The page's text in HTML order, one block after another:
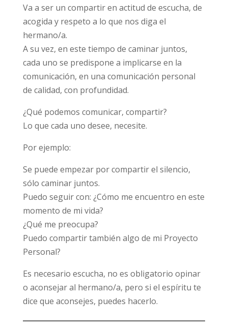
Va a ser un compartir en actitud de escucha, de
acogida y respeto a lo que nos diga el
hermano/a.
A su vez, en este tiempo de caminar juntos,
cada uno se predispone a implicarse en la
comunicación, en una comunicación personal
de calidad, con profundidad.
¿Qué podemos comunicar, compartir?
Lo que cada uno desee, necesite.
Por ejemplo:
Se puede empezar por compartir el silencio,
sólo caminar juntos.
Puedo seguir con: ¿Cómo me encuentro en este
momento de mi vida?
¿Qué me preocupa?
Puedo compartir también algo de mi Proyecto
Personal?
Es necesario escucha, no es obligatorio opinar
o aconsejar al hermano/a, pero si el espíritu te
dice que aconsejes, puedes hacerlo.